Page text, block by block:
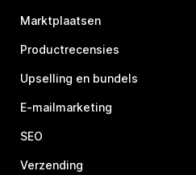
Marktplaatsen
Productrecensies
Upselling en bundels
E-mailmarketing
SEO
Verzending